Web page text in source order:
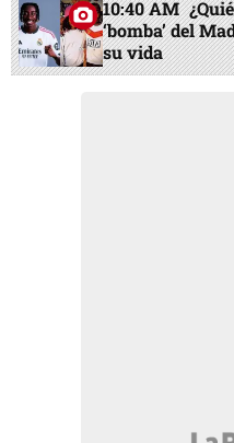
10:40 AM
‘bomba’ del
su vida